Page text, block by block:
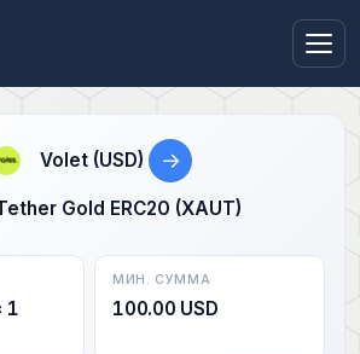
Volet (USD) →
Gold ERC20 (XAUT)
1
МИН. СУММА
100.00 USD